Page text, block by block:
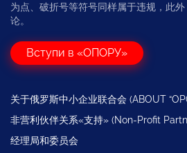
为点、破折号等符号同样属于违规，此
论。
Вступи в «ОПОРУ»
关于俄罗斯中小企业联合会 (ABOUT
非营利伙伴关系«支持» (Non-Profit
经理局和委员会